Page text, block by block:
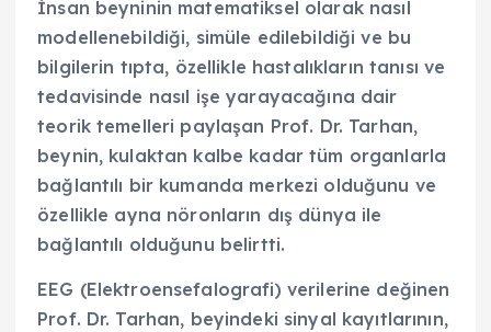
İnsan beyninin matematiksel olarak nasıl
modellenebildiği, simüle edilebildiği ve bu
bilgilerin tıpta, özellikle hastalıkların tanısı ve
tedavisinde nasıl işe yarayacağına dair
teorik temelleri paylaşan Prof. Dr. Tarhan,
beynin, kulaktan kalbe kadar tüm organlarla
bağlantılı bir kumanda merkezi olduğunu ve
özellikle ayna nöronların dış dünya ile
bağlantılı olduğunu belirtti.
EEG (Elektroensefalografi) verilerine değinen
Prof. Dr. Tarhan, beyindeki sinyal kayıtlarının,